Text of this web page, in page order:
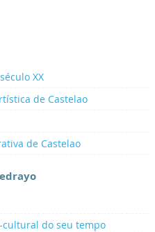
XX
de Castelao
de Castelao
do seu tempo